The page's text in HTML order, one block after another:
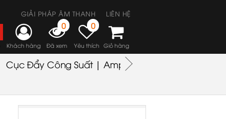
LIÊN HỆ
GIẢI PHÁP ÂM THANH
Khách hàng
0
Đã xem
0
Yêu thích Giỏ hàng
Cục Đẩy Công Suất | Amplifiers